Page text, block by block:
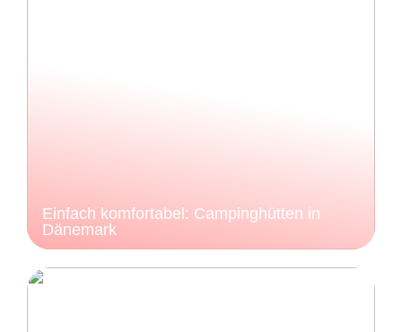
Einfach komfortabel: Campinghütten in
Dänemark